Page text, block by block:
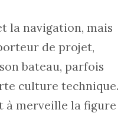
la navigation, mais
de projet,
bateau, parfois
culture technique.
à merveille la figure